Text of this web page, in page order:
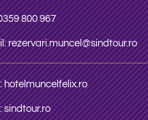
800 967
rezervari.muncel@sindtour.ro
hotelmuncelfelix.ro
sindtour.ro